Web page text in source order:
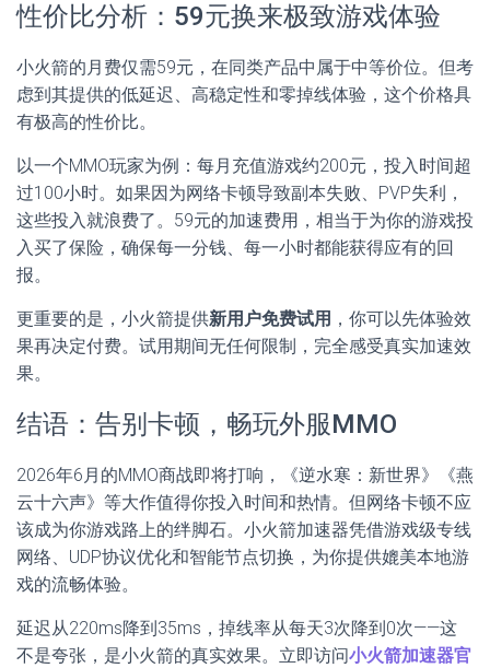
性价比分析：59元换来极致游戏体验
小火箭的月费仅需59元，在同类产品中属于中等价位。但考
虑到其提供的低延迟、高稳定性和零掉线体验，这个价格具
有极高的性价比。
以一个MMO玩家为例：每月充值游戏约200元，投入时间超
过100小时。如果因为网络卡顿导致副本失败、PVP失利，
这些投入就浪费了。59元的加速费用，相当于为你的游戏投
入买了保险，确保每一分钱、每一小时都能获得应有的回
报。
更重要的是，小火箭提供新用户免费试用 ，你可以先体验效
果再决定付费。试用期间无任何限制，完全感受真实加速效
果。
结语：告别卡顿，畅玩外服MMO
2026年6月的MMO商战即将打响，《逆水寒：新世界》《燕
云十六声》等大作值得你投入时间和热情。但网络卡顿不应
该成为你游戏路上的绊脚石。小火箭加速器凭借游戏级专线
网络、UDP协议优化和智能节点切换，为你提供媲美本地游
戏的流畅体验。
延迟从220ms降到35ms，掉线率从每天3次降到0次——这
不是夸张，是小火箭的真实效果。立即访问小火箭加速器官